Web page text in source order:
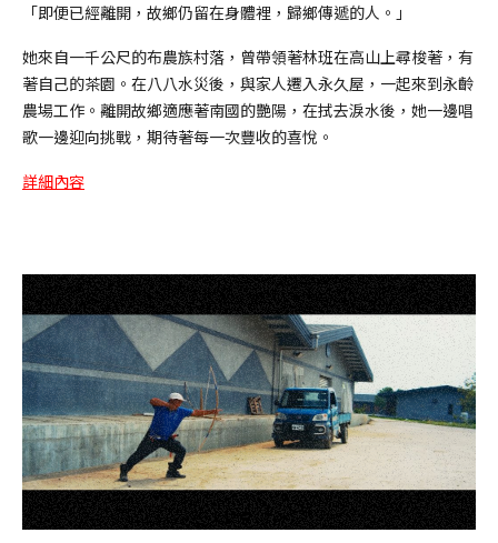
「即便已經離開，故鄉仍留在身體裡，歸鄉傳遞的人。」
她來自一千公尺的布農族村落，曾帶領著林班在高山上尋梭著，有
著自己的茶園。在八八水災後，與家人遷入永久屋，一起來到永齡
農場工作。離開故鄉適應著南國的艷陽，在拭去淚水後，她一邊唱
歌一邊迎向挑戰，期待著每一次豐收的喜悅。
詳細內容